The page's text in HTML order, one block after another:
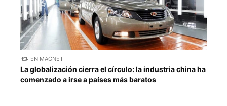
EN MAGNET
La globalización cierra el círculo: la industria china ha
comenzado a irse a países más baratos